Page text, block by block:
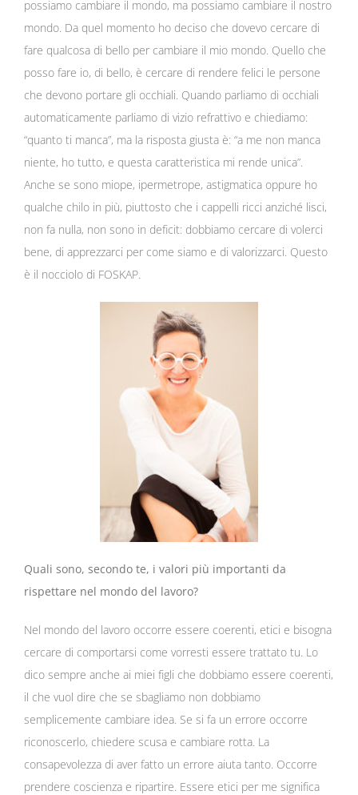
possiamo cambiare il mondo, ma possiamo cambiare il nostro
mondo. Da quel momento ho deciso che dovevo cercare di
fare qualcosa di bello per cambiare il mio mondo. Quello che
posso fare io, di bello, è cercare di rendere felici le persone
che devono portare gli occhiali. Quando parliamo di occhiali
automaticamente parliamo di vizio refrattivo e chiediamo:
“quanto ti manca”, ma la risposta giusta è: “a me non manca
niente, ho tutto, e questa caratteristica mi rende unica”.
Anche se sono miope, ipermetrope, astigmatica oppure ho
qualche chilo in più, piuttosto che i cappelli ricci anziché lisci,
non fa nulla, non sono in deficit: dobbiamo cercare di volerci
bene, di apprezzarci per come siamo e di valorizzarci. Questo
è il nocciolo di FOSKAP.
Quali sono, secondo te, i valori più importanti da
rispettare nel mondo del lavoro?
Nel mondo del lavoro occorre essere coerenti, etici e bisogna
cercare di comportarsi come vorresti essere trattato tu. Lo
dico sempre anche ai miei figli che dobbiamo essere coerenti,
il che vuol dire che se sbagliamo non dobbiamo
semplicemente cambiare idea. Se si fa un errore occorre
riconoscerlo, chiedere scusa e cambiare rotta. La
consapevolezza di aver fatto un errore aiuta tanto. Occorre
prendere coscienza e ripartire. Essere etici per me significa